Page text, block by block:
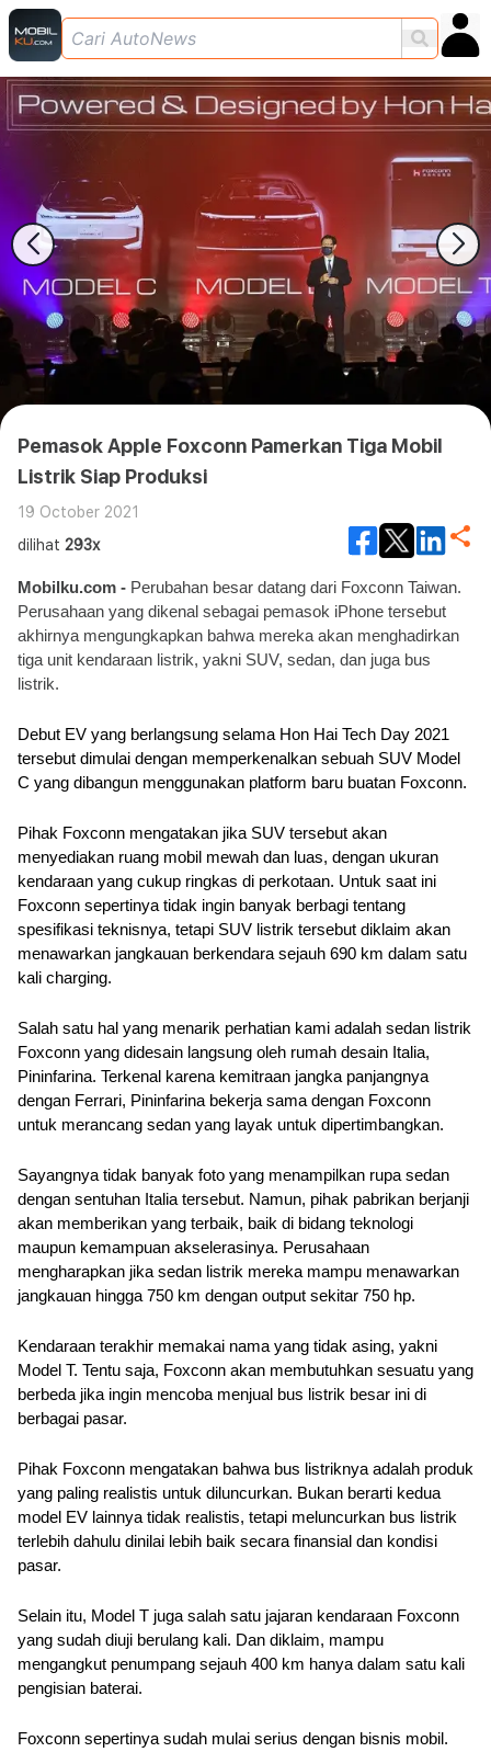
Pemasok Apple Foxconn Pamerkan Tiga Mobil
Listrik Siap Produksi
19 October 2021
dilihat 293x
Mobilku.com - Perubahan besar datang dari Foxconn Taiwan.
Perusahaan yang dikenal sebagai pemasok iPhone tersebut
akhirnya mengungkapkan bahwa mereka akan menghadirkan
tiga unit kendaraan listrik, yakni SUV, sedan, dan juga bus
listrik.
Debut EV yang berlangsung selama Hon Hai Tech Day 2021
tersebut dimulai dengan memperkenalkan sebuah SUV Model
C yang dibangun menggunakan platform baru buatan Foxconn.
Pihak Foxconn mengatakan jika SUV tersebut akan
menyediakan ruang mobil mewah dan luas, dengan ukuran
kendaraan yang cukup ringkas di perkotaan. Untuk saat ini
Foxconn sepertinya tidak ingin banyak berbagi tentang
spesifikasi teknisnya, tetapi SUV listrik tersebut diklaim akan
menawarkan jangkauan berkendara sejauh 690 km dalam satu
kali charging.
Salah satu hal yang menarik perhatian kami adalah sedan listrik
Foxconn yang didesain langsung oleh rumah desain Italia,
Pininfarina. Terkenal karena kemitraan jangka panjangnya
dengan Ferrari, Pininfarina bekerja sama dengan Foxconn
untuk merancang sedan yang layak untuk dipertimbangkan.
Sayangnya tidak banyak foto yang menampilkan rupa sedan
dengan sentuhan Italia tersebut. Namun, pihak pabrikan berjanji
akan memberikan yang terbaik, baik di bidang teknologi
maupun kemampuan akselerasinya. Perusahaan
mengharapkan jika sedan listrik mereka mampu menawarkan
jangkauan hingga 750 km dengan output sekitar 750 hp.
Kendaraan terakhir memakai nama yang tidak asing, yakni
Model T. Tentu saja, Foxconn akan membutuhkan sesuatu yang
berbeda jika ingin mencoba menjual bus listrik besar ini di
berbagai pasar.
Pihak Foxconn mengatakan bahwa bus listriknya adalah produk
yang paling realistis untuk diluncurkan. Bukan berarti kedua
model EV lainnya tidak realistis, tetapi meluncurkan bus listrik
terlebih dahulu dinilai lebih baik secara finansial dan kondisi
pasar.
Selain itu, Model T juga salah satu jajaran kendaraan Foxconn
yang sudah diuji berulang kali. Dan diklaim, mampu
mengangkut penumpang sejauh 400 km hanya dalam satu kali
pengisian baterai.
Foxconn sepertinya sudah mulai serius dengan bisnis mobil.